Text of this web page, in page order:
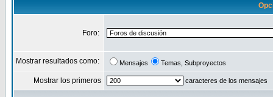
Foro:
Mostrar resultados como: Mensajes Temas, Subproyectos
Mostrar los primeros caracteres de los mensajes